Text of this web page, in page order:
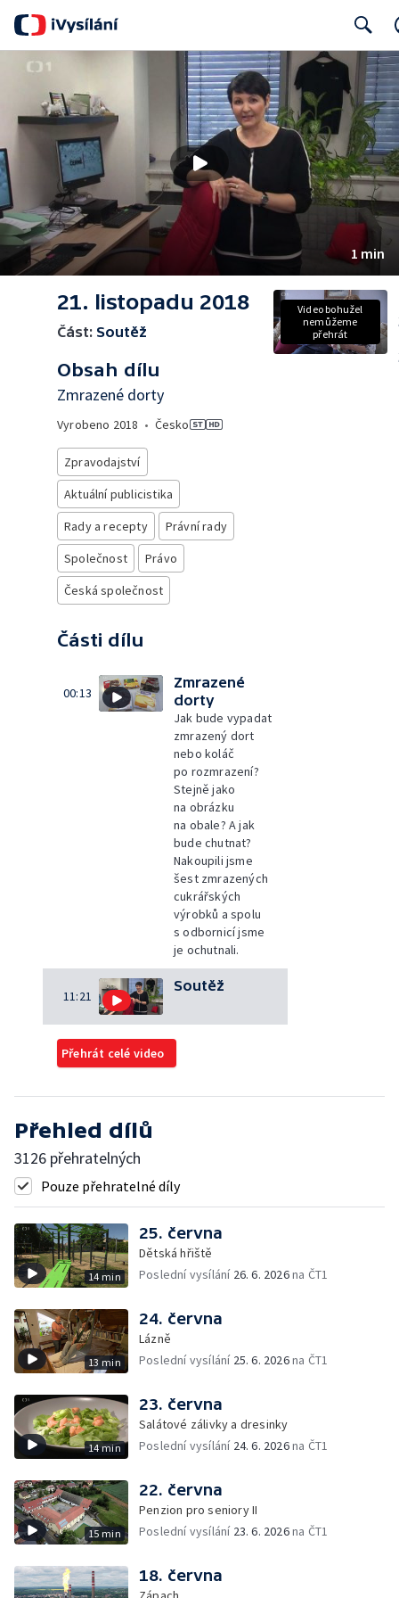
Search
1 min
21. listopadu 2018
Část: Soutěž
Obsah dílu
Zmrazené dorty
Vyrobeno 2018 • Česko
Zpravodajství
Aktuální publicistika
Rady a recepty
Právní rady
Společnost
Právo
Česká společnost
Části dílu
00:13
Zmrazené
dorty
Jak bude vypadat
zmrazený dort
nebo koláč
po rozmrazení?
Stejně jako
na obrázku
na obale? A jak
bude chutnat?
Nakoupili jsme
šest zmrazených
cukrářských
výrobků a spolu
s odbornicí jsme
je ochutnali.
11:21
Soutěž
Přehrát celé video
Video bohužel
nemůžeme
přehrát
Přehled dílů
3126 přehratelných
Pouze přehratelné díly
14 min
25. června
Dětská hřiště
Poslední vysílání 26. 6. 2026na ČT1
13 min
24. června
Lázně
Poslední vysílání 25. 6. 2026na ČT1
14 min
23. června
Salátové zálivky a dresinky
Poslední vysílání 24. 6. 2026na ČT1
15 min
22. června
Penzion pro seniory II
Poslední vysílání 23. 6. 2026na ČT1
18. června